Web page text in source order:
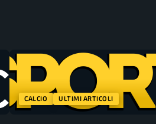
CALCIO ULTIMI ARTICOLI